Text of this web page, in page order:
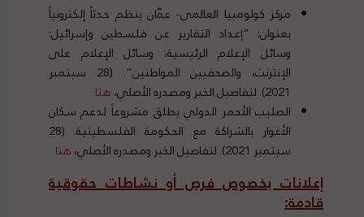
مركز كولومبيا العالمي- عمّان ينظم حدثاً إلكترونياً
بعنوان: “إعداد التقارير عن فلسطين وإسرائيل:
وسائل الإعلام الرئيسية، وسائل الإعلام على
الإنترنت، والصحفيين المواطنين”. (28 سبتمبر
2021). لتفاصيل الخبر ومصدره الأصلي،
هنا
الصليب الأحمر الدولي يطلق مشروعاً لدعم سكان
الأغوار بالشراكة مع الحكومة الفلسطينية. (28
سبتمبر 2021). لتفاصيل الخبر ومصدره الأصلي،
هنا
إعلانات بخصوص فرص أو نشاطات حقوقية
قادمة: